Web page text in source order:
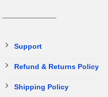
Support
Refund & Returns Policy
Shipping Policy